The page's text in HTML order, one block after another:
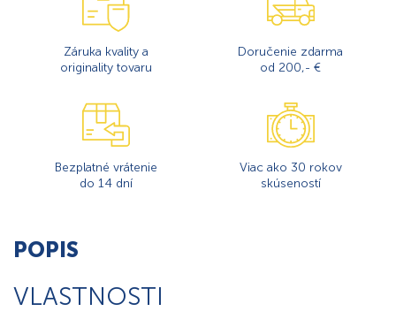
Záruka kvality a
originality tovaru
Doručenie zdarma
od 200,- €
Bezplatné vrátenie
do 14 dní
Viac ako 30 rokov
skúseností
POPIS
VLASTNOSTI